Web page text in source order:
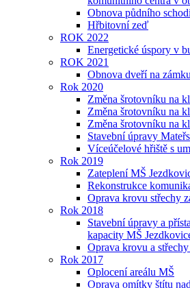
Obnova půdního
Hřbitovní zeď
ROK 2022
Energetické úspory v
ROK 2021
Obnova dveří na zámku
Rok 2020
Změna šrotovníku na
Změna šrotovníku na
Změna šrotovníku na
Stavební úpravy
Víceúčelové hřiště s
Rok 2019
Zateplení MŠ
Rekonstrukce
Oprava krovu střechy
Rok 2018
Stavební úpravy a
kapacity MŠ
Oprava krovu a
Rok 2017
Oplocení areálu MŠ
Oprava omítky štítu